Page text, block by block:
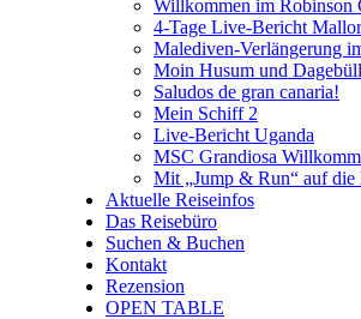
Willkommen im Robinson
4-Tage Live-Bericht
Malediven-Verlängerung
Moin Husum und Dagebüll
Saludos de gran canaria!
Mein Schiff 2
Live-Bericht Uganda
MSC Grandiosa
Mit „Jump & Run“ auf die
Aktuelle Reiseinfos
Das Reisebüro
Suchen & Buchen
Kontakt
Rezension
OPEN TABLE